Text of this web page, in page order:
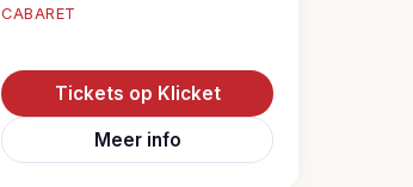
CABARET
Tickets op Klicket
Meer info